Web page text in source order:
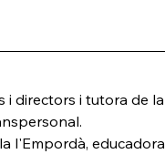
i directors i tutora de la
l'Empordà, educadora